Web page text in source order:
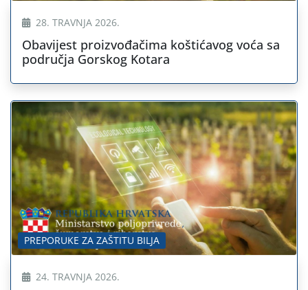
28. TRAVNJA 2026.
Obavijest proizvođačima koštićavog voća sa
područja Gorskog Kotara
PREPORUKE ZA ZAŠTITU BILJA
24. TRAVNJA 2026.